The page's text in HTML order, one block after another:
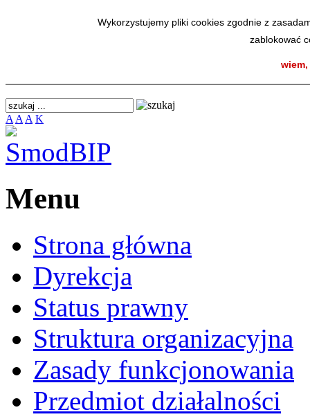
Wykorzystujemy pliki cookies zgodnie z
zablokować
SmodBIP
A A A K
Menu
Strona główna
Dyrekcja
Status prawny
Struktura organizacyjna
Zasady funkcjonowania
Przedmiot działalności